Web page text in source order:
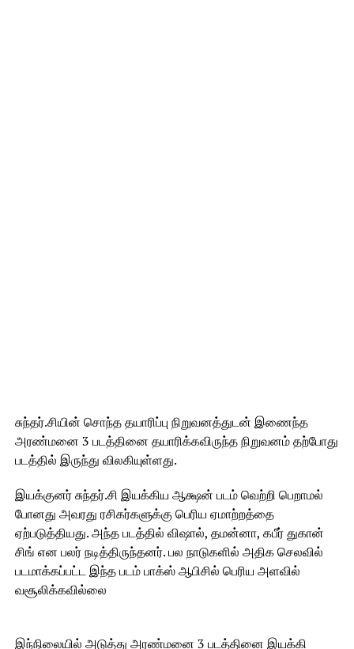
சுந்தர்.சியின் சொந்த தயாரிப்பு நிறுவனத்துடன் இணைந்த
அரண்மனை 3 படத்தினை தயாரிக்கவிருந்த நிறுவனம் தற்போது
படத்தில் இருந்து விலகியுள்ளது.
இயக்குனர் சுந்தர்.சி இயக்கிய ஆக்ஷன் படம் வெற்றி பெறாமல்
போனது அவரது ரசிகர்களுக்கு பெரிய ஏமாற்றத்தை
ஏற்படுத்தியது. அந்த படத்தில் விஷால், தமன்னா, கபீர் துகான்
சிங் என பலர் நடித்திருந்தனர். பல நாடுகளில் அதிக செலவில்
படமாக்கப்பட்ட இந்த படம் பாக்ஸ் ஆபிசில் பெரிய அளவில்
வசூலிக்கவில்லை
இந்நிலையில் அடுத்து அரண்மனை 3 படத்தினை இயக்கி